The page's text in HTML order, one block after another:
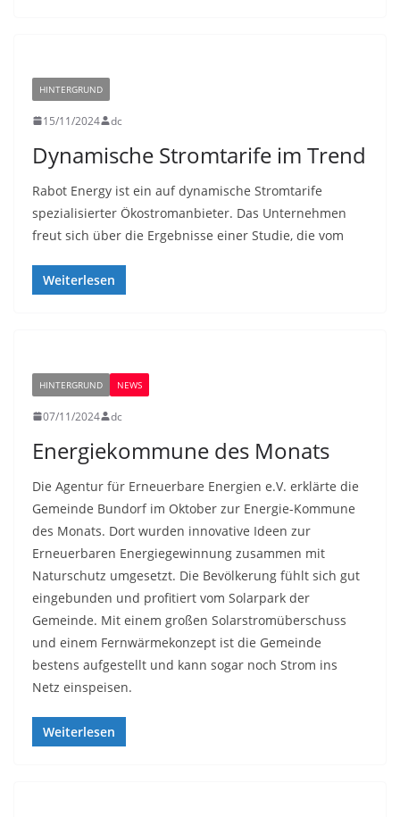
HINTERGRUND
15/11/2024 dc
Dynamische Stromtarife im Trend
Rabot Energy ist ein auf dynamische Stromtarife
spezialisierter Ökostromanbieter. Das Unternehmen
freut sich über die Ergebnisse einer Studie, die vom
Weiterlesen
HINTERGRUND NEWS
07/11/2024 dc
Energiekommune des Monats
Die Agentur für Erneuerbare Energien e.V. erklärte die
Gemeinde Bundorf im Oktober zur Energie-Kommune
des Monats. Dort wurden innovative Ideen zur
Erneuerbaren Energiegewinnung zusammen mit
Naturschutz umgesetzt. Die Bevölkerung fühlt sich gut
eingebunden und profitiert vom Solarpark der
Gemeinde. Mit einem großen Solarstromüberschuss
und einem Fernwärmekonzept ist die Gemeinde
bestens aufgestellt und kann sogar noch Strom ins
Netz einspeisen.
Weiterlesen